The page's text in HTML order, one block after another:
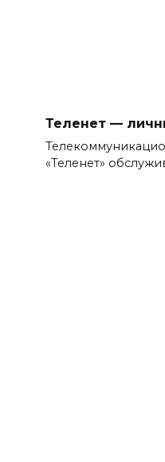
Теленет —
«Теленет»